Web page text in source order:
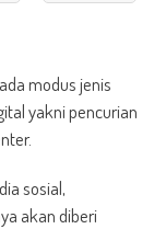
modus jenis
yakni pencurian
sosial,
akan diberi